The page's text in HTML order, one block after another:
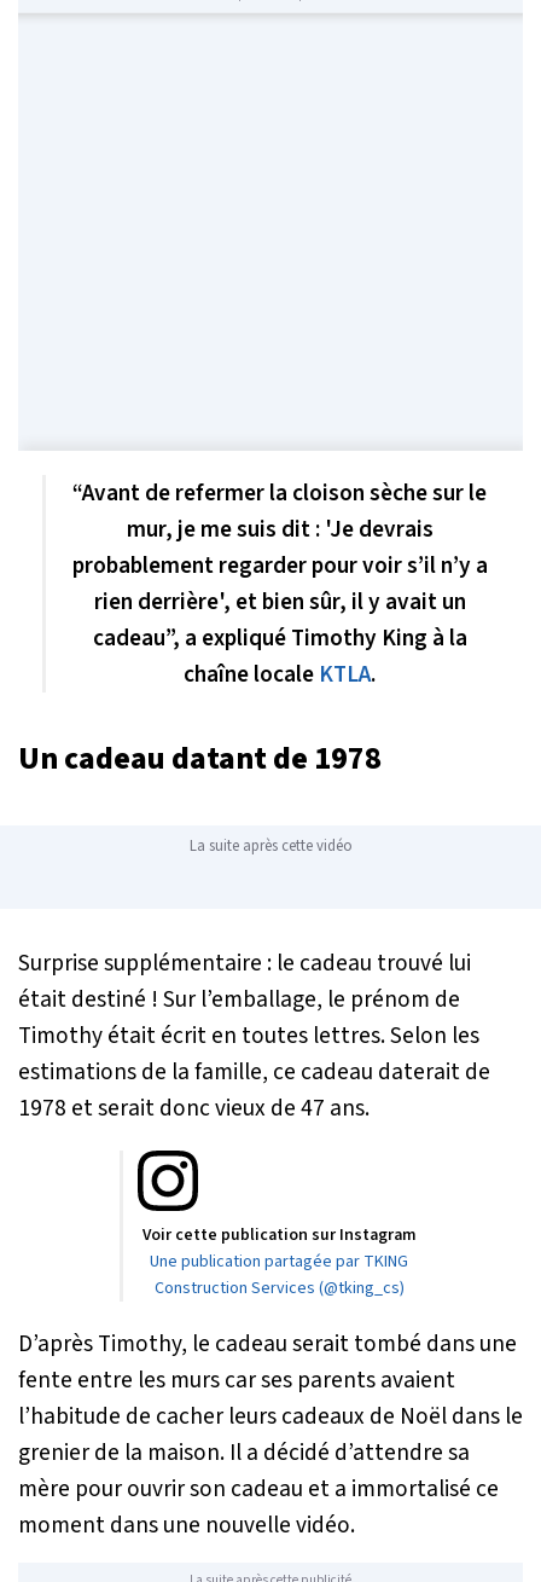
“Avant de refermer la cloison sèche sur le
mur, je me suis dit : 'Je devrais
probablement regarder pour voir s’il n’y a
rien derrière', et bien sûr, il y avait un
cadeau”, a expliqué Timothy King à la
chaîne locale KTLA.
Un cadeau datant de 1978
La suite après cette vidéo
Surprise supplémentaire : le cadeau trouvé lui
était destiné ! Sur l’emballage, le prénom de
Timothy était écrit en toutes lettres. Selon les
estimations de la famille, ce cadeau daterait de
1978 et serait donc vieux de 47 ans.
Voir cette publication sur Instagram
Une publication partagée par TKING
Construction Services (@tking_cs)
D’après Timothy, le cadeau serait tombé dans une
fente entre les murs car ses parents avaient
l’habitude de cacher leurs cadeaux de Noël dans le
grenier de la maison. Il a décidé d’attendre sa
mère pour ouvrir son cadeau et a immortalisé ce
moment dans une nouvelle vidéo.